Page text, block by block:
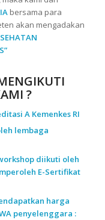
bersama para
akan mengadakan
?
A Kemenkes RI
lembaga
diikuti oleh
E-Sertifikat
harga
penyelenggara :